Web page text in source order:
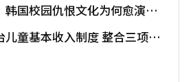
韩国校园仇恨文化为何愈演愈
儿童基本收入制度 整合三项育